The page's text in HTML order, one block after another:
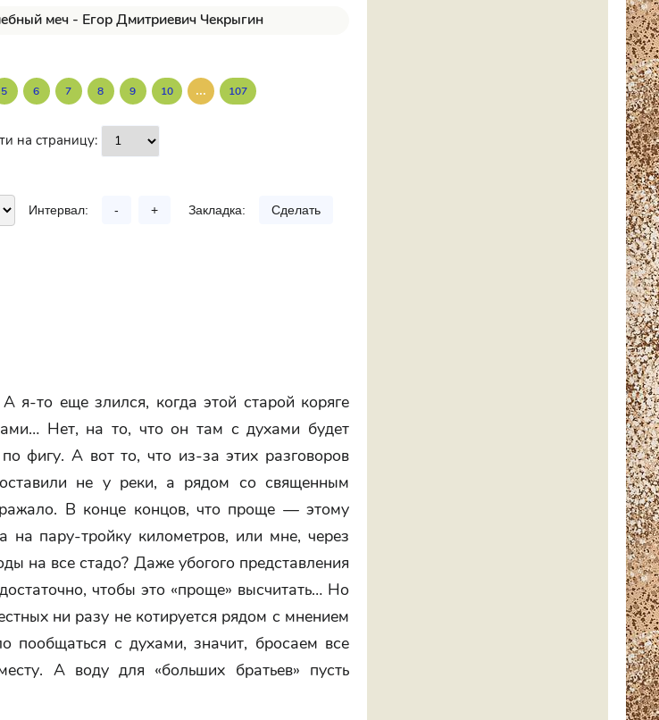
меч - Егор Дмитриевич Чекрыгин
5 6 7 8 9 10 ... 107
на страницу:
Интервал: - + Закладка: Сделать
я-то еще злился, когда этой старой коряге
Нет, на то, что он там с духами будет
фигу. А вот то, что из-за этих разговоров
не у реки, а рядом со священным
В конце концов, что проще — этому
на пару-тройку километров, или мне, через
на все стадо? Даже убогого представления
чтобы это «проще» высчитать… Но
ни разу не котируется рядом с мнением
пообщаться с духами, значит, бросаем все
А воду для «больших братьев» пусть